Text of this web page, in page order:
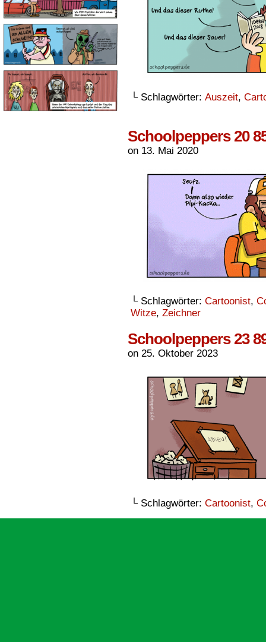
└ Schlagwörter: Auszeit,
Schoolpeppers 20
on 13. Mai 2020
└ Schlagwörter: Cartoonist,
Witze, Zeichner
Schoolpeppers 23
on 25. Oktober 2023
└ Schlagwörter: Cartoonist,